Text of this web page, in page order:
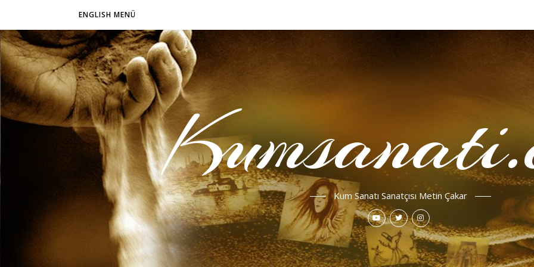
ENGLISH MENÜ
Kum Sanatı Sanatçısı Metin Çakar